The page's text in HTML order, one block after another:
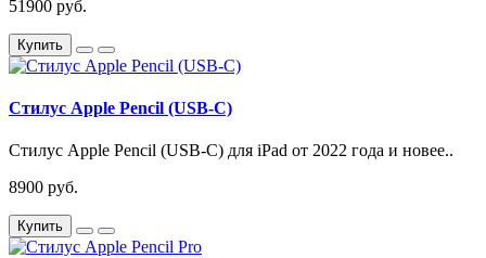
51900 руб.
Купить
Стилус Apple Pencil (USB-C)
Стилус Apple Pencil (USB-C) для iPad от 2022 года и новее..
8900 руб.
Купить